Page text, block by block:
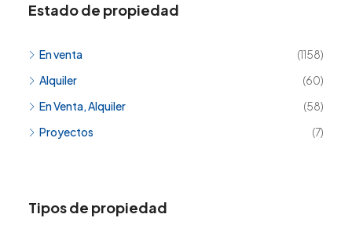
Estado de propiedad
En venta
(1158)
Alquiler
(60)
En Venta, Alquiler
(58)
Proyectos
(7)
Tipos de propiedad